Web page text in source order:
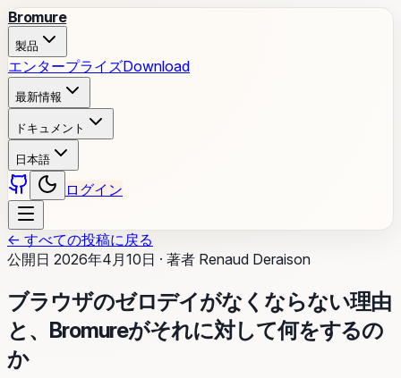
Bromure
製品
エンタープライズDownload
最新情報
ドキュメント
日本語
ログイン
← すべての投稿に戻る
公開日 2026年4月10日 · 著者 Renaud Deraison
ブラウザのゼロデイがなくならない理由
と、Bromureがそれに対して何をするの
か